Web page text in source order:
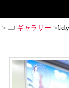
> ギャラリー >